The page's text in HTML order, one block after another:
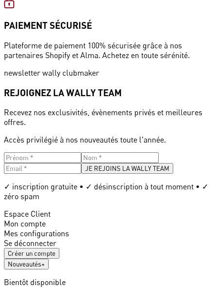
PAIEMENT SÉCURISÉ
Plateforme de paiement 100% sécurisée grâce à nos
partenaires Shopify et Alma. Achetez en toute sérénité.
newsletter wally clubmaker
REJOIGNEZ LA WALLY TEAM
Recevez nos exclusivités, évènements privés et meilleures
offres.
Accès privilégié à nos nouveautés toute l'année.
JE REJOINS LA WALLY TEAM
✓ inscription gratuite • ✓ désinscription à tout moment • ✓
zéro spam
Espace Client
Mon compte
Mes configurations
Se déconnecter
Créer un compte
Nouveautés+
Bientôt disponible